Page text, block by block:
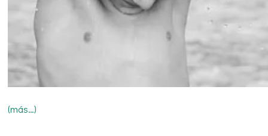
(más…)